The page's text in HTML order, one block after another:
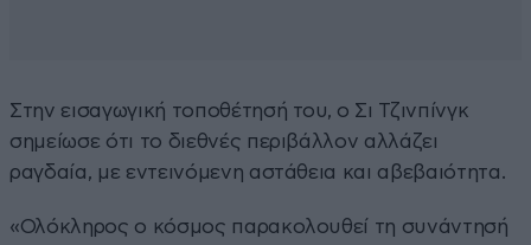
Στην εισαγωγική τοποθέτησή του, ο Σι Τζινπίνγκ
σημείωσε ότι το διεθνές περιβάλλον αλλάζει
ραγδαία, με εντεινόμενη αστάθεια και αβεβαιότητα.
«Ολόκληρος ο κόσμος παρακολουθεί τη συνάντησή